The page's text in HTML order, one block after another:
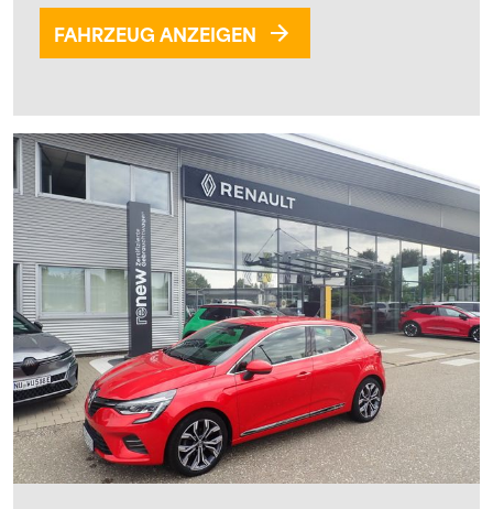
FAHRZEUG ANZEIGEN